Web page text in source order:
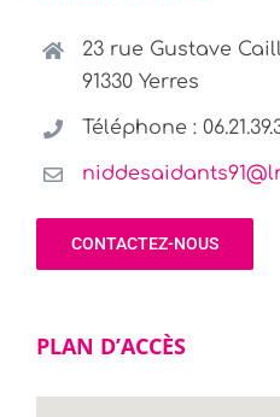
23 rue Gustave
91330 Yerres
Téléphone :
CONTACTEZ-NOUS
PLAN D’ACCÈS